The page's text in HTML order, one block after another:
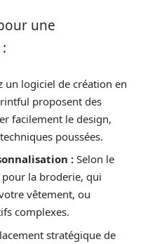
une
un logiciel de création en
proposent des
facilement le design,
poussées.
: Selon le
la broderie, qui
vêtement, ou
complexes.
stratégique de